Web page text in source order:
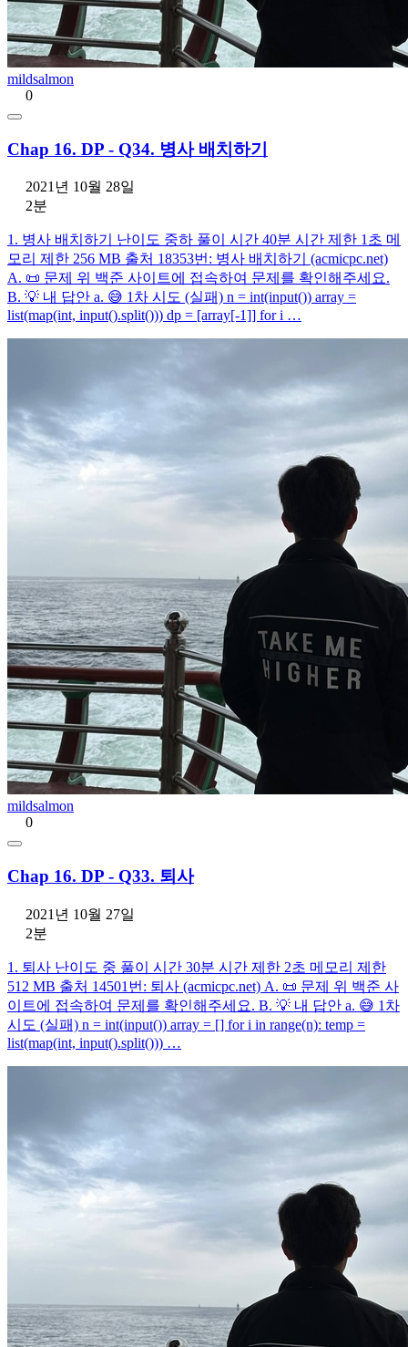
mildsalmon
0
Chap 16. DP - Q34. 병사 배치하기
2021년 10월 28일
2분
1. 병사 배치하기 난이도 중하 풀이 시간 40분 시간 제한 1초 메
모리 제한 256 MB 출처 18353번: 병사 배치하기 (acmicpc.net)
A. 📜 문제 위 백준 사이트에 접속하여 문제를 확인해주세요.
B. 💡 내 답안 a. 😅 1차 시도 (실패) n = int(input()) array =
list(map(int, input().split())) dp = [array[-1]] for i …
mildsalmon
0
Chap 16. DP - Q33. 퇴사
2021년 10월 27일
2분
1. 퇴사 난이도 중 풀이 시간 30분 시간 제한 2초 메모리 제한
512 MB 출처 14501번: 퇴사 (acmicpc.net) A. 📜 문제 위 백준 사
이트에 접속하여 문제를 확인해주세요. B. 💡 내 답안 a. 😅 1차
시도 (실패) n = int(input()) array = [] for i in range(n): temp =
list(map(int, input().split())) …